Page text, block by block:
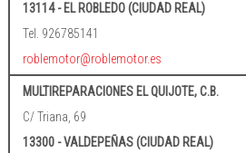
13114 - EL ROBLEDO (CIUDAD REAL)
Tel. 926785141
roblemotor@roblemotor.es
MULTIREPARACIONES EL QUIJOTE, C.B.
C/ Triana, 69
13300 - VALDEPEÑAS (CIUDAD REAL)